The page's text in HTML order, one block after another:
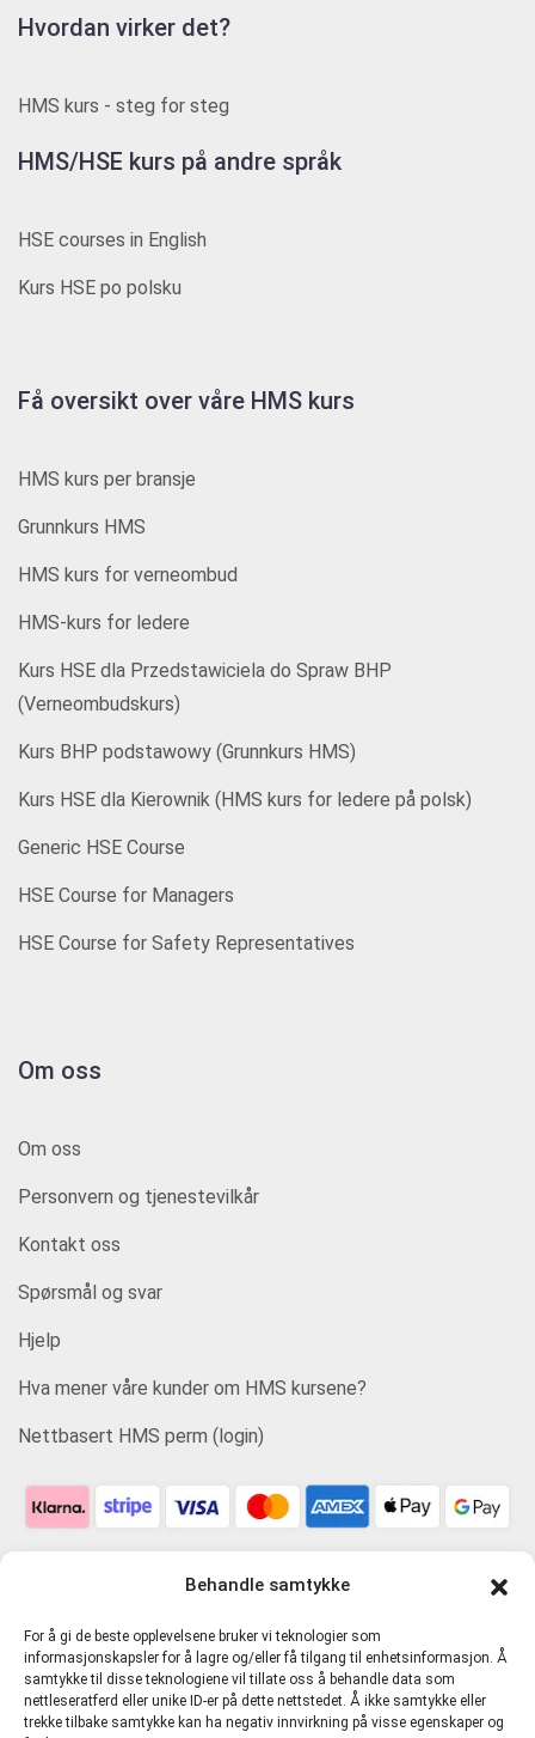
Behandle samtykke
For å gi de beste opplevelsene bruker vi teknologier som
informasjonskapsler for å lagre og/eller få tilgang til enhetsinformasjon. Å
samtykke til disse teknologiene vil tillate oss å behandle data som
nettleseratferd eller unike ID-er på dette nettstedet. Å ikke samtykke eller
trekke tilbake samtykke kan ha negativ innvirkning på visse egenskaper og
Hvordan virker det?
HMS kurs - steg for steg
HMS/HSE kurs på andre språk
HSE courses in English
Kurs HSE po polsku
Få oversikt over våre HMS kurs
HMS kurs per bransje
Grunnkurs HMS
HMS kurs for verneombud
HMS-kurs for ledere
Kurs HSE dla Przedstawiciela do Spraw BHP
(Verneombudskurs)
Kurs BHP podstawowy (Grunnkurs HMS)
Kurs HSE dla Kierownik (HMS kurs for ledere på polsk)
Generic HSE Course
HSE Course for Managers
HSE Course for Safety Representatives
Om oss
Om oss
Personvern og tjenestevilkår
Kontakt oss
Spørsmål og svar
Hjelp
Hva mener våre kunder om HMS kursene?
Nettbasert HMS perm (login)